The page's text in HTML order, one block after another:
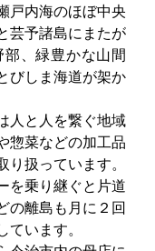
戸内海のほぼ中央
芸予諸島にまたが
、緑豊かな山間
びしま海道が架か
人と人を繋ぐ地域
惣菜などの加工品
扱っています。
を乗り継ぐと片道
の離島も月に２回
います。